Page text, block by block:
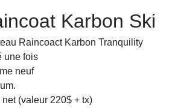
Karbon Ski
Raincoact Karbon Tranquility
une fois
neuf
net (valeur 220$ + tx)